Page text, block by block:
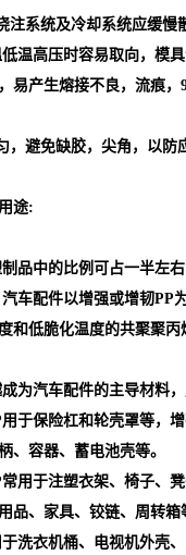
注系统及冷却系统应缓慢
温高压时容易取向，模
易产生熔接不良，流痕，
，避免缺胶，尖角，以防
途:
品中的比例可占一半左
车配件以增强或增韧PP
和低脆化温度的共聚聚丙
为汽车配件的主导材料
于保险杠和轮壳罩等，
、容器、蓄电池壳等。
常用于注塑衣架、椅子、
品、家具、铰链、周转箱
洗衣机桶、电视机外壳